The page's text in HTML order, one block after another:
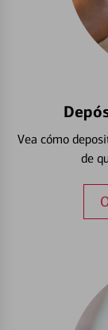
Vea cómo
de